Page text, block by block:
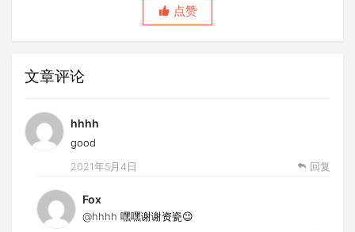
点赞
文章评论
hhhh
good
2021年5月4日 回复
Fox
@hhhh 嘿嘿谢谢资瓷😉